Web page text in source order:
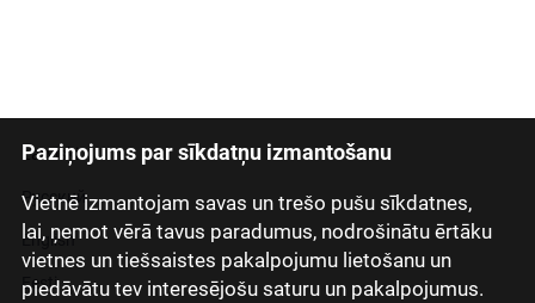
Paziņojums par sīkdatņu izmantošanu
Vietnē izmantojam savas un trešo pušu sīkdatnes,
lai, ņemot vērā tavus paradumus, nodrošinātu ērtāku
vietnes un tiešsaistes pakalpojumu lietošanu un
piedāvātu tev interesējošu saturu un pakalpojumus.
Latviski
Русский
English
Eesti